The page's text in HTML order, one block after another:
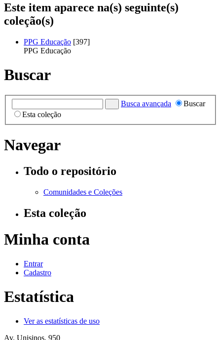
Este item aparece na(s) seguinte(s)
coleção(s)
PPG Educação [397]
PPG Educação
Buscar
Busca avançada
Buscar
Esta coleção
Navegar
Todo o repositório
Comunidades e Coleções
Esta coleção
Minha conta
Entrar
Cadastro
Estatística
Ver as estatísticas de uso
Av. Unisinos, 950